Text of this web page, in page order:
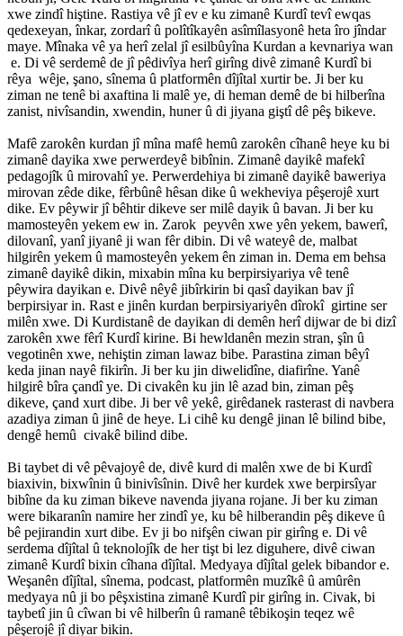
xwe zindî hiştine. Rastiya vê jî ev e ku zimanê Kurdî tevî ewqas
qedexeyan, înkar, zordarî û polîtîkayên asîmîlasyonê heta îro jîndar
maye. Mînaka vê ya herî zelal jî esilbûyîna Kurdan a kevnariya wan
e. Di vê serdemê de jî pêdivîya herî girîng divê zimanê Kurdî bi
rêya wêje, şano, sînema û platformên dîjîtal xurtir be. Ji ber ku
ziman ne tenê bi axaftina li malê ye, di heman demê de bi hilberîna
zanist, nivîsandin, xwendin, huner û di jiyana giştî dê pêş bikeve.
Mafê zarokên kurdan jî mîna mafê hemû zarokên cîhanê heye ku bi
zimanê dayika xwe perwerdeyê bibînin. Zimanê dayikê mafekî
pedagojîk û mirovahî ye. Perwerdehiya bi zimanê dayikê baweriya
mirovan zêde dike, fêrbûnê hêsan dike û wekheviya pêşerojê xurt
dike. Ev pêywir jî bêhtir dikeve ser milê dayik û bavan. Ji ber ku
mamosteyên yekem ew in. Zarok peyvên xwe yên yekem, bawerî,
dilovanî, yanî jiyanê ji wan fêr dibin. Di vê wateyê de, malbat
hilgirên yekem û mamosteyên yekem ên ziman in. Dema em behsa
zimanê dayikê dikin, mixabin mîna ku berpirsiyariya vê tenê
pêywira dayikan e. Divê nêyê jibîrkirin bi qasî dayikan bav jî
berpirsiyar in. Rast e jinên kurdan berpirsiyariyên dîrokî girtine ser
milên xwe. Di Kurdistanê de dayikan di demên herî dijwar de bi dizî
zarokên xwe fêrî Kurdî kirine. Bi hewldanên mezin stran, şîn û
vegotinên xwe, nehiştin ziman lawaz bibe. Parastina ziman bêyî
keda jinan nayê fikirîn. Ji ber ku jin diwelidîne, diafirîne. Yanê
hilgirê bîra çandî ye. Di civakên ku jin lê azad bin, ziman pêş
dikeve, çand xurt dibe. Ji ber vê yekê, girêdanek rasterast di navbera
azadiya ziman û jinê de heye. Li cihê ku dengê jinan lê bilind bibe,
dengê hemû civakê bilind dibe.
Bi taybet di vê pêvajoyê de, divê kurd di malên xwe de bi Kurdî
biaxivin, bixwînin û binivîsînin. Divê her kurdek xwe berpirsîyar
bibîne da ku ziman bikeve navenda jiyana rojane. Ji ber ku ziman
were bikaranîn namire her zindî ye, ku bê hilberandin pêş dikeve û
bê pejirandin xurt dibe. Ev ji bo nifşên ciwan pir girîng e. Di vê
serdema dîjîtal û teknolojîk de her tişt bi lez diguhere, divê ciwan
zimanê Kurdî bixin cîhana dîjîtal. Medyaya dîjîtal gelek bibandor e.
Weşanên dîjîtal, sînema, podcast, platformên muzîkê û amûrên
medyaya nû ji bo pêşxistina zimanê Kurdî pir girîng in. Civak, bi
taybetî jin û cîwan bi vê hilberîn û ramanê têbikoşin teqez wê
pêşerojê jî diyar bikin.